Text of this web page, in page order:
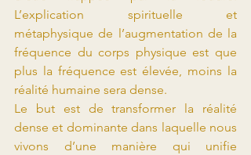
L’explication spirituelle et
métaphysique de l’augmentation de la
fréquence du corps physique est que
plus la fréquence est élevée, moins la
réalité humaine sera dense.
Le but est de transformer la réalité
dense et dominante dans laquelle nous
vivons d’une manière qui unifie